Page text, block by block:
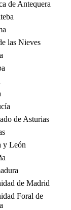
de Antequera
las Nieves
de Asturias
y León
de Madrid
Foral de